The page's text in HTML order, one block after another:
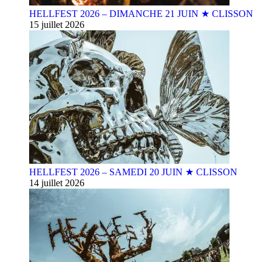
HELLFEST 2026 – DIMANCHE 21 JUIN ★ CLISSON
15 juillet 2026
HELLFEST 2026 – SAMEDI 20 JUIN ★ CLISSON
14 juillet 2026